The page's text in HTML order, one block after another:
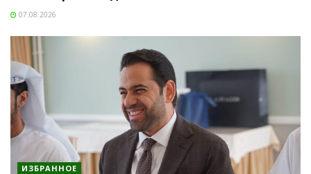
07.08.2026
ИЗБРАННОЕ